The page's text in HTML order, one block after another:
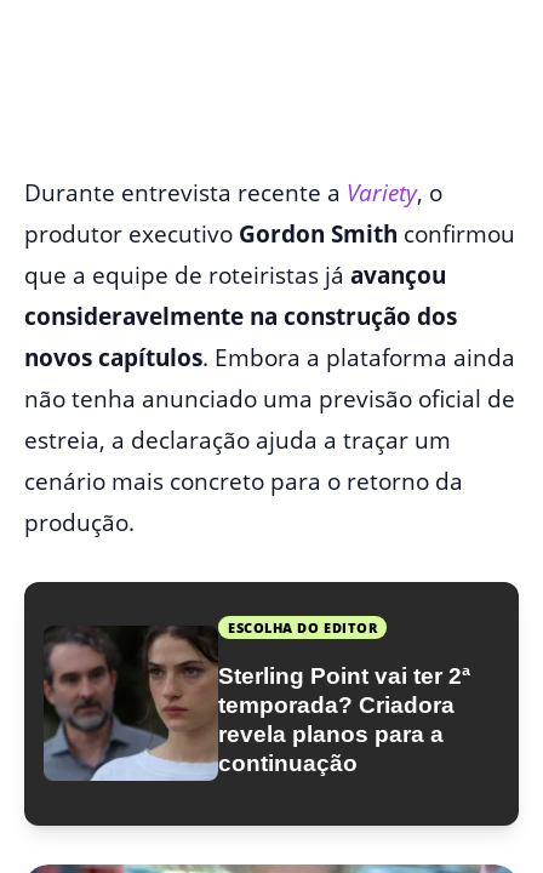
Durante entrevista recente a Variety, o
produtor executivo Gordon Smith confirmou
que a equipe de roteiristas já avançou
consideravelmente na construção dos
novos capítulos. Embora a plataforma ainda
não tenha anunciado uma previsão oficial de
estreia, a declaração ajuda a traçar um
cenário mais concreto para o retorno da
produção.
ESCOLHA DO EDITOR
Sterling Point vai ter 2ª
temporada? Criadora
revela planos para a
continuação